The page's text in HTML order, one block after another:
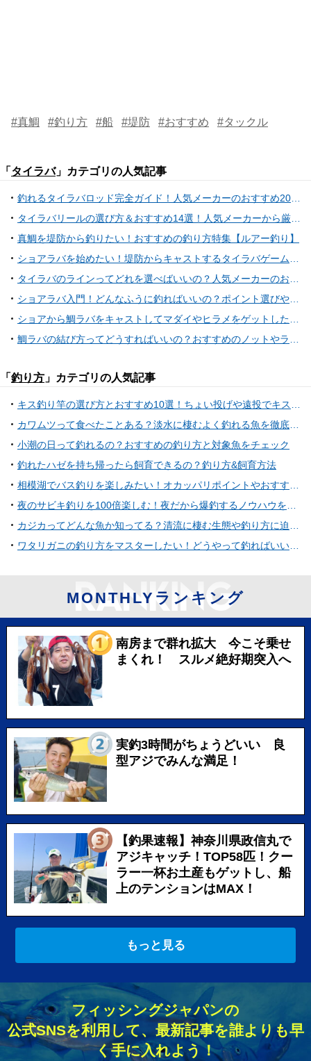
#真鯛 #釣り方 #船 #堤防 #おすすめ #タックル
「 タイラバ」カテゴリの人気記事
真鯛を堤防から釣りたい！おすすめの釣り方特集【ルアー釣り】
「 釣り方 」カテゴリの人気記事
小潮の日って釣れるの？おすすめの釣り方と対象魚をチェック
釣れたハゼを持ち帰ったら飼育できるの？釣り方&飼育方法
MONTHLYランキング
南房まで群れ拡大 今こそ乗せ
まくれ！ スルメ絶好期突入へ
実釣3時間がちょうどいい 良
型アジでみんな満足！
【釣果速報】神奈川県政信丸で
アジキャッチ！TOP58匹！クー
ラー一杯お土産もゲットし、船
上のテンションはMAX！
もっと見る
フィッシングジャパンの
公式SNSを利用して、最新記事を誰よりも早
く手に入れよう！